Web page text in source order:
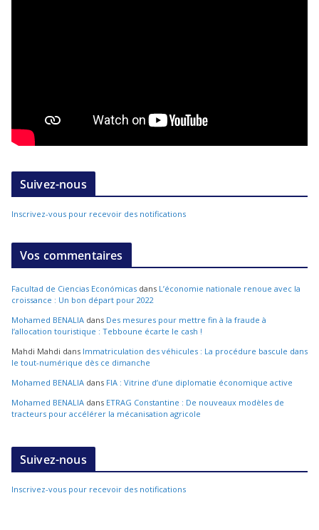
Suivez-nous
Inscrivez-vous pour recevoir des notifications
Vos commentaires
Facultad de Ciencias Económicas dans L’économie nationale renoue avec la
croissance : Un bon départ pour 2022
Mohamed BENALIA dans Des mesures pour mettre fin à la fraude à
l’allocation touristique : Tebboune écarte le cash !
Mahdi Mahdi dans Immatriculation des véhicules : La procédure bascule dans
le tout-numérique dès ce dimanche
Mohamed BENALIA dans FIA : Vitrine d’une diplomatie économique active
Mohamed BENALIA dans ETRAG Constantine : De nouveaux modèles de
tracteurs pour accélérer la mécanisation agricole
Suivez-nous
Inscrivez-vous pour recevoir des notifications